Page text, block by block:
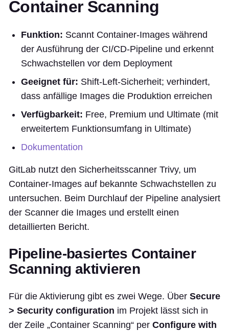
Container Scanning
Funktion: Scannt Container-Images während
der Ausführung der CI/CD-Pipeline und erkennt
Schwachstellen vor dem Deployment
Geeignet für: Shift-Left-Sicherheit; verhindert,
dass anfällige Images die Produktion erreichen
Verfügbarkeit: Free, Premium und Ultimate (mit
erweitertem Funktionsumfang in Ultimate)
Dokumentation
GitLab nutzt den Sicherheitsscanner Trivy, um
Container-Images auf bekannte Schwachstellen zu
untersuchen. Beim Durchlauf der Pipeline analysiert
der Scanner die Images und erstellt einen
detaillierten Bericht.
Pipeline-basiertes Container
Scanning aktivieren
Für die Aktivierung gibt es zwei Wege. Über Secure
> Security configuration im Projekt lässt sich in
der Zeile „Container Scanning“ per Configure with